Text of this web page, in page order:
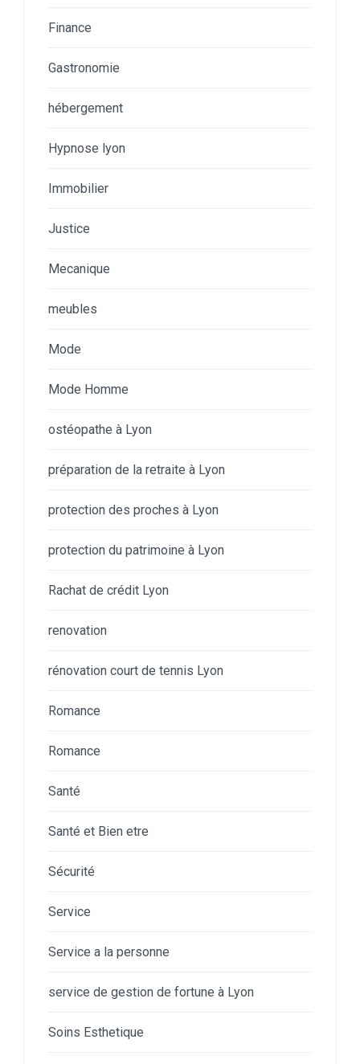
Finance
Gastronomie
hébergement
Hypnose lyon
Immobilier
Justice
Mecanique
meubles
Mode
Mode Homme
ostéopathe à Lyon
préparation de la retraite à Lyon
protection des proches à Lyon
protection du patrimoine à Lyon
Rachat de crédit Lyon
renovation
rénovation court de tennis Lyon
Romance
Romance
Santé
Santé et Bien etre
Sécurité
Service
Service a la personne
service de gestion de fortune à Lyon
Soins Esthetique